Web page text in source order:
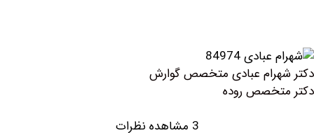
عبادی متخصص گوارش
روده